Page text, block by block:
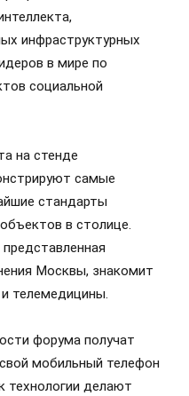
инфраструктурных
в мире по
социальной
на стенде
самые
стандарты
в столице.
Москвы, знакомит
телемедицины.
форума получат
мобильный телефон
технологии делают